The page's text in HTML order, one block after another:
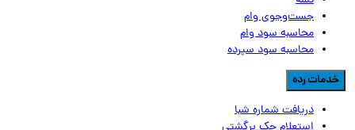
جست‌وجوی وام
محاسبه سود وام
محاسبه سود سپرده
رده
دریافت شماره شبا